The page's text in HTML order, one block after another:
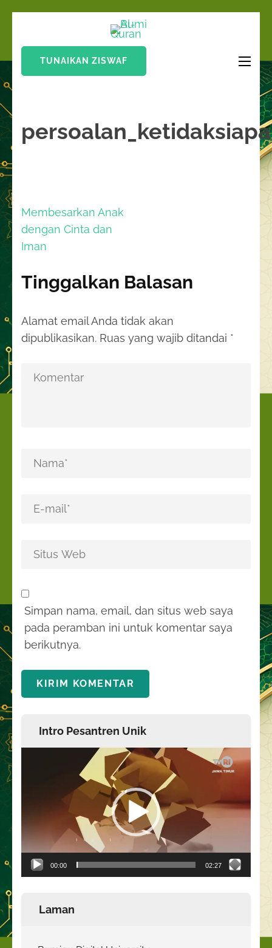
(Tekan
Enter)
Kebahagiaan Dunia-
TUNAIKAN ZISWAF
Navigasi
pos
Membesarkan Anak
dengan Cinta dan
Iman
Tinggalkan Balasan
Alamat email Anda tidak akan
dipublikasikan. Ruas yang wajib ditandai *
Simpan nama, email, dan situs web saya
pada peramban ini untuk komentar saya
berikutnya.
Intro Pesantren Unik
00:00 02:27
Laman